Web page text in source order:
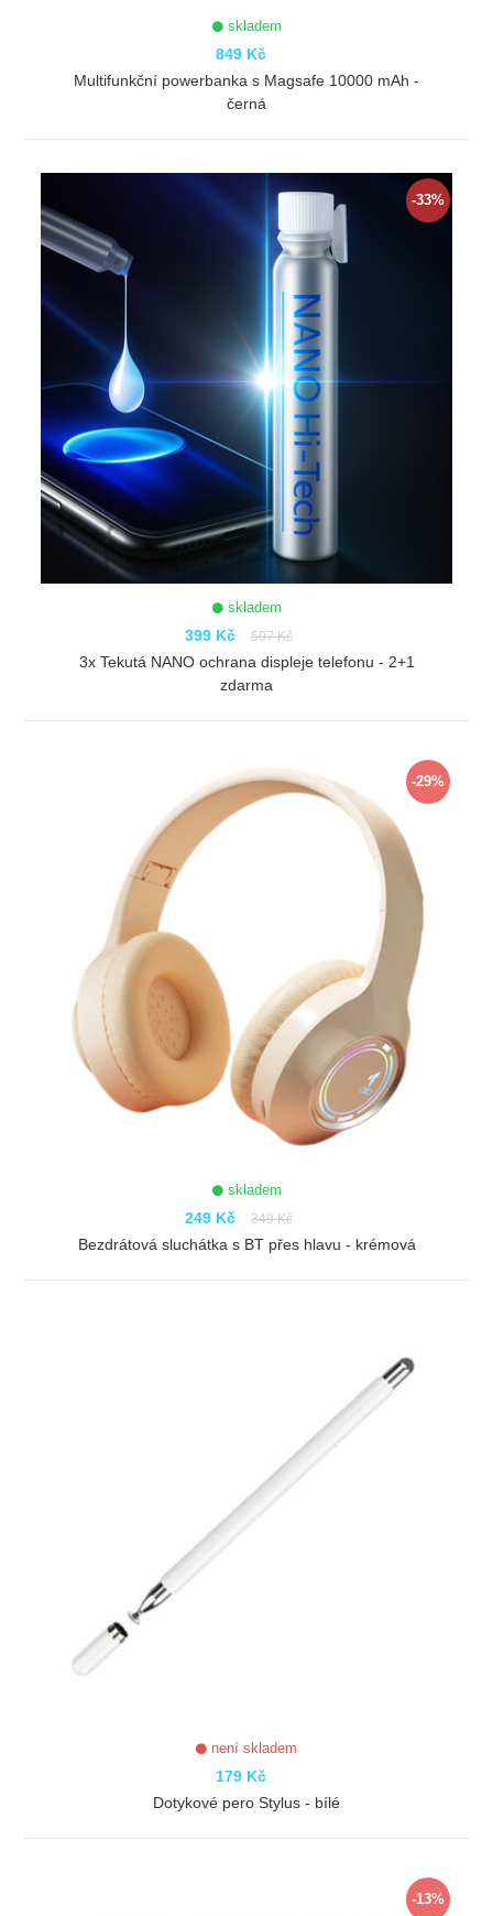
skladem
849 Kč
ZOBRAZIT
Multifunkční powerbanka s Magsafe 10000 mAh -
černá
-33%
skladem
399 Kč 597 Kč
3x Tekutá NANO ochrana displeje telefonu - 2+1
zdarma
-29%
skladem
249 Kč 349 Kč
Bezdrátová sluchátka s BT přes hlavu - krémová
není skladem
179 Kč
Dotykové pero Stylus - bílé
-13%